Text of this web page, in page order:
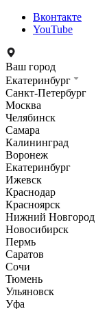
Вконтакте
YouTube
Ваш город
Екатеринбург
Санкт-Петербург
Москва
Челябинск
Самара
Калининград
Воронеж
Екатеринбург
Ижевск
Краснодар
Красноярск
Нижний Новгород
Новосибирск
Пермь
Саратов
Сочи
Тюмень
Ульяновск
Уфа